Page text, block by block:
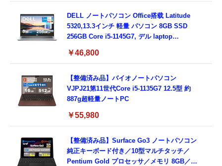
DELL ノートパソコン Office搭载 Latitude
5320,13.3インチ 軽量 パソコン 8GB SSD
256GB Core i5-1145G7, デル laptop
ド付き (整備済み品)
￥46,800
【整備済み品】バイオノートパソコン
VJPJ21第11世代Core i5-1135G7 12.5型 約
887g超軽量ノートPC
￥55,980
【整備済み品】Surface Go3 ノートパソコン
純正キーボード付き／10型マルチタッチ／
Pentium Gold プロセッサ／メモリ 8GB／